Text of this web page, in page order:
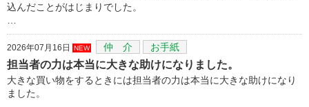
込んだことがはじまりでした。
2026年07月16日 NEW 仲 介 お手紙
担当者の力は本当に大きな助けになりました。
大きな買い物をするときには担当者の力は本当に大きな助けになり
ました。